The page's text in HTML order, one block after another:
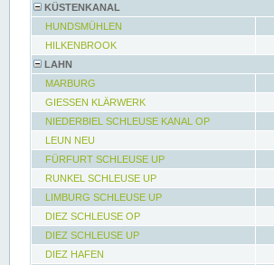
KÜSTENKANAL
HUNDSMÜHLEN
HILKENBROOK
LAHN
MARBURG
GIESSEN KLÄRWERK
NIEDERBIEL SCHLEUSE KANAL OP
LEUN NEU
FÜRFURT SCHLEUSE UP
RUNKEL SCHLEUSE UP
LIMBURG SCHLEUSE UP
DIEZ SCHLEUSE OP
DIEZ SCHLEUSE UP
DIEZ HAFEN